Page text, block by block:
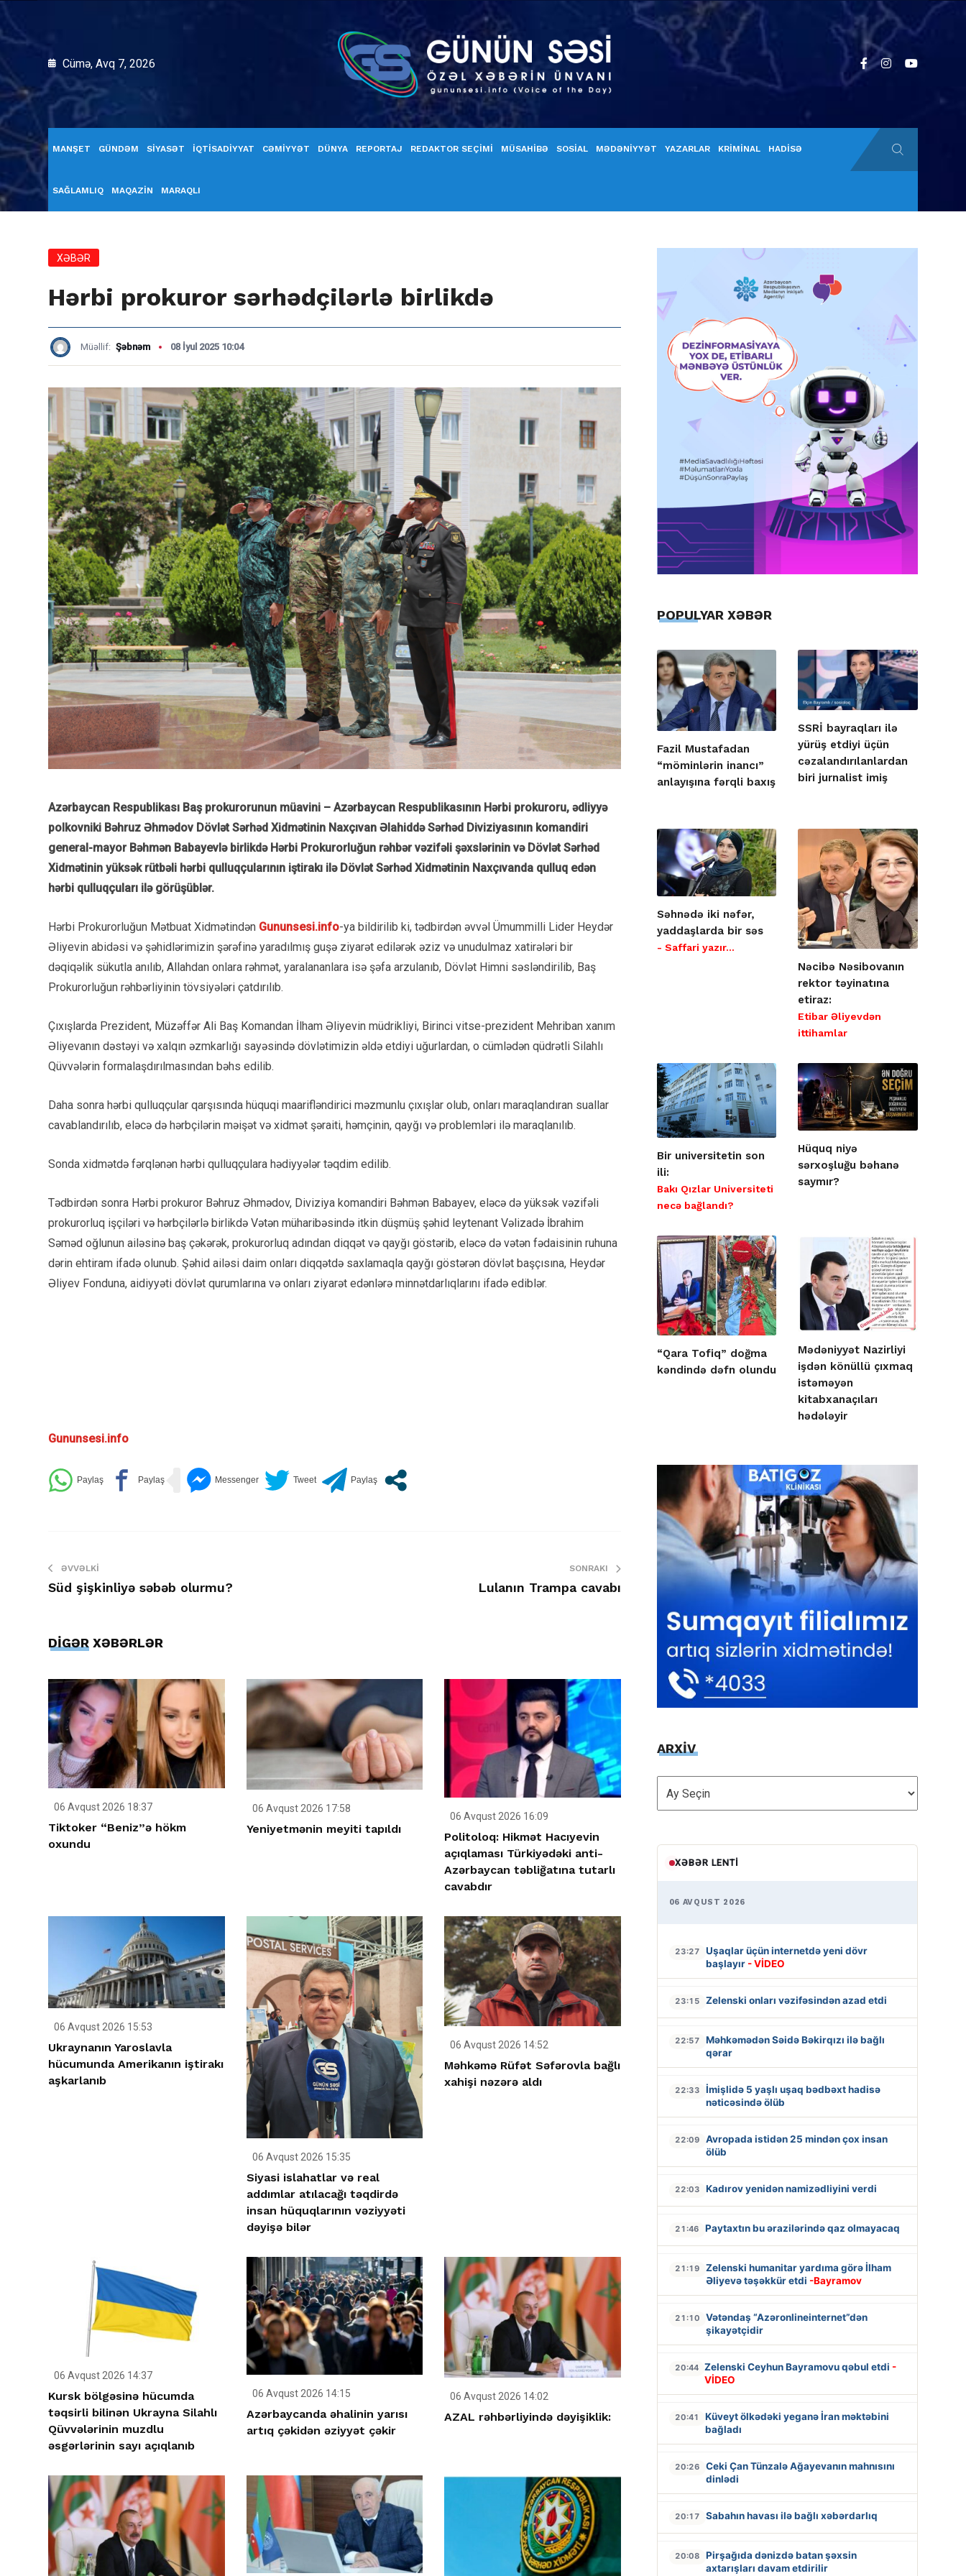
Cümə, Avq 7, 2026
MANŞET GÜNDƏM SİYASƏT İQTİSADİYYAT CƏMİYYƏT DÜNYA REPORTAJ REDAKTOR SEÇİMİ MÜSAHİBƏ SOSİAL MƏDƏNİYYƏT YAZARLAR KRİMİNAL HADİSƏ
SAĞLAMLIQ MAQAZİN MARAQLI
XƏBƏR
Hərbi prokuror sərhədçilərlə birlikdə
Müəllif: Şəbnəm 08 İyul 2025 10:04
Azərbaycan Respublikası Baş prokurorunun müavini – Azərbaycan Respublikasının Hərbi prokuroru, ədliyyə
polkovniki Bəhruz Əhmədov Dövlət Sərhəd Xidmətinin Naxçıvan Əlahiddə Sərhəd Diviziyasının komandiri
general-mayor Bəhmən Babayevlə birlikdə Hərbi Prokurorluğun rəhbər vəzifəli şəxslərinin və Dövlət Sərhəd
Xidmətinin yüksək rütbəli hərbi qulluqçularının iştirakı ilə Dövlət Sərhəd Xidmətinin Naxçıvanda qulluq edən
hərbi qulluqçuları ilə görüşüblər.
Hərbi Prokurorluğun Mətbuat Xidmətindən Gununsesi.info-ya bildirilib ki, tədbirdən əvvəl Ümummilli Lider Heydər
Əliyevin abidəsi və şəhidlərimizin şərəfinə yaradılmış guşə ziyarət edilərək əziz və unudulmaz xatirələri bir
dəqiqəlik sükutla anılıb, Allahdan onlara rəhmət, yaralananlara isə şəfa arzulanıb, Dövlət Himni səsləndirilib, Baş
Prokurorluğun rəhbərliyinin tövsiyələri çatdırılıb.
Çıxışlarda Prezident, Müzəffər Ali Baş Komandan İlham Əliyevin müdrikliyi, Birinci vitse-prezident Mehriban xanım
Əliyevanın dəstəyi və xalqın əzmkarlığı sayəsində dövlətimizin əldə etdiyi uğurlardan, o cümlədən qüdrətli Silahlı
Qüvvələrin formalaşdırılmasından bəhs edilib.
Daha sonra hərbi qulluqçular qarşısında hüquqi maarifləndirici məzmunlu çıxışlar olub, onları maraqlandıran suallar
cavablandırılıb, eləcə də hərbçilərin məişət və xidmət şəraiti, həmçinin, qayğı və problemləri ilə maraqlanılıb.
Sonda xidmətdə fərqlənən hərbi qulluqçulara hədiyyələr təqdim edilib.
Tədbirdən sonra Hərbi prokuror Bəhruz Əhmədov, Diviziya komandiri Bəhmən Babayev, eləcə də yüksək vəzifəli
prokurorluq işçiləri və hərbçilərlə birlikdə Vətən müharibəsində itkin düşmüş şəhid leytenant Vəlizadə İbrahim
Səməd oğlunun ailəsinə baş çəkərək, prokurorluq adından diqqət və qayğı göstərib, eləcə də vətən fədaisinin ruhuna
dərin ehtiram ifadə olunub. Şəhid ailəsi daim onları diqqətdə saxlamaqla qayğı göstərən dövlət başçısına, Heydər
Əliyev Fonduna, aidiyyəti dövlət qurumlarına və onları ziyarət edənlərə minnətdarlıqlarını ifadə ediblər.
Gununsesi.info
ƏVVƏLKI
Süd şişkinliyə səbəb olurmu?
SONRAKI
Lulanın Trampa cavabı
DİGƏR XƏBƏRLƏR
06 Avqust 2026 18:37
Tiktoker “Beniz”ə hökm
oxundu
06 Avqust 2026 17:58
Yeniyetmənin meyiti tapıldı
06 Avqust 2026 16:09
Politoloq: Hikmət Hacıyevin
açıqlaması Türkiyədəki anti-
Azərbaycan təbliğatına tutarlı
cavabdır
06 Avqust 2026 15:53
Ukraynanın Yaroslavla
hücumunda Amerikanın iştirakı
aşkarlanıb
06 Avqust 2026 15:35
Siyasi islahatlar və real
addımlar atılacağı təqdirdə
insan hüquqlarının vəziyyəti
dəyişə bilər
06 Avqust 2026 14:52
Məhkəmə Rüfət Səfərovla bağlı
xahişi nəzərə aldı
06 Avqust 2026 14:37
Kursk bölgəsinə hücumda
təqsirli bilinən Ukrayna Silahlı
Qüvvələrinin muzdlu
əsgərlərinin sayı açıqlanıb
06 Avqust 2026 14:15
Azərbaycanda əhalinin yarısı
artıq çəkidən əziyyət çəkir
06 Avqust 2026 14:02
AZAL rəhbərliyində dəyişiklik:
POPULYAR XƏBƏR
Fazil Mustafadan
“möminlərin inancı”
anlayışına fərqli baxış
SSRİ bayraqları ilə
yürüş etdiyi üçün
cəzalandırılanlardan
biri jurnalist imiş
Səhnədə iki nəfər,
yaddaşlarda bir səs
- Saffari yazır…
Nəcibə Nəsibovanın
rektor təyinatına
etiraz:
Etibar Əliyevdən
ittihamlar
Bir universitetin son
ili:
Bakı Qızlar Universiteti
necə bağlandı?
Hüquq niyə
sərxoşluğu bəhanə
saymır?
“Qara Tofiq” doğma
kəndində dəfn olundu
Mədəniyyət Nazirliyi
işdən könüllü çıxmaq
istəməyən
kitabxanaçıları
hədələyir
ARXİV
ARXİV
XƏBƏR LENTI
06 AVQUST 2026
23:27
Uşaqlar üçün internetdə yeni dövr
başlayır - VİDEO
23:15 Zelenski onları vəzifəsindən azad etdi
22:57
Məhkəmədən Səidə Bəkirqızı ilə bağlı
qərar
22:33
İmişlidə 5 yaşlı uşaq bədbəxt hadisə
nəticəsində ölüb
22:09
Avropada istidən 25 mindən çox insan
ölüb
22:03 Kadırov yenidən namizədliyini verdi
21:46 Paytaxtın bu ərazilərində qaz olmayacaq
21:19
Zelenski humanitar yardıma görə İlham
Əliyevə təşəkkür etdi -Bayramov
21:10
Vətəndaş “Azəronlineinternet”dən
şikayətçidir
20:44 Zelenski Ceyhun Bayramovu qəbul etdi -
VİDEO
20:41
Küveyt ölkədəki yeganə İran məktəbini
bağladı
20:26
Ceki Çan Tünzalə Ağayevanın mahnısını
dinlədi
20:17 Sabahın havası ilə bağlı xəbərdarlıq
20:08
Pirşağıda dənizdə batan şəxsin
axtarışları davam etdirilir